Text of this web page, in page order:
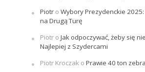
Piotro Wybory Prezydenckie
na Drugą Turę
Piotro Jak odpoczywać, żeby się
Najlepiej z Szydercami
Piotr Kroczako Prawie 40 ton